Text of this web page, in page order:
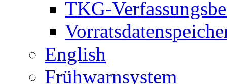
TKG-
English
Frühwarnsystem